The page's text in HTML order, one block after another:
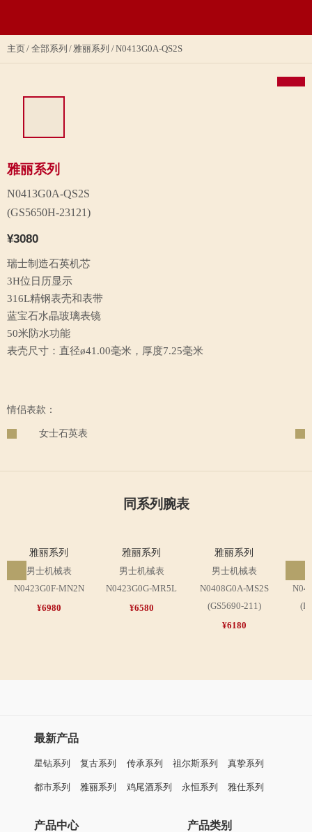
主页 全部系列 雅丽系列 N0413G0A-QS2S
雅丽系列
N0413G0A-QS2S
(GS5650H-23121)
¥3080
瑞士制造石英机芯
3H位日历显示
316L精钢表壳和表带
蓝宝石水晶玻璃表镜
50米防水功能
表壳尺寸：直径ø41.00毫米，厚度7.25毫米
情侣表款：
女士石英表
同系列腕表
雅丽系列
男士机械表
N0423G0F-MN2N
¥6980
雅丽系列
男士机械表
N0423G0G-MR5L
¥6580
雅丽系列
男士机械表
N0408G0A-MS2S
(GS5690-211)
¥6180
最新产品
星钻系列 复古系列 传承系列 祖尔斯系列 真挚系列
都市系列 雅丽系列 鸡尾酒系列 永恒系列 雅仕系列
产品中心 产品类别